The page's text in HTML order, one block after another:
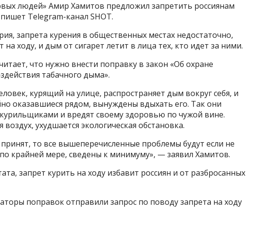
людей» Амир Хамитов предложил запретить россиянам
Telegram-канал SHOT.
запрета курения в общественных местах недостаточно,
на ходу, и дым от сигарет летит в лица тех, кто идет за ними.
что нужно внести поправку в закон «Об охране
табачного дыма».
курящий на улице, распространяет дым вокруг себя, и
оказавшиеся рядом, вынуждены вдыхать его. Так они
и вредят своему здоровью по чужой вине.
воздух, ухудшается экологическая обстановка.
принят, то все вышеперечисленные проблемы будут если не
крайней мере, сведены к минимуму», — заявил Хамитов.
запрет курить на ходу избавит россиян и от разбросанных
поправок отправили запрос по поводу запрета на ходу